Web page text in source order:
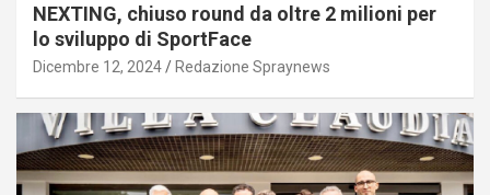
NEXTING, chiuso round da oltre 2 milioni per
lo sviluppo di SportFace
Dicembre 12, 2024 Redazione Spraynews